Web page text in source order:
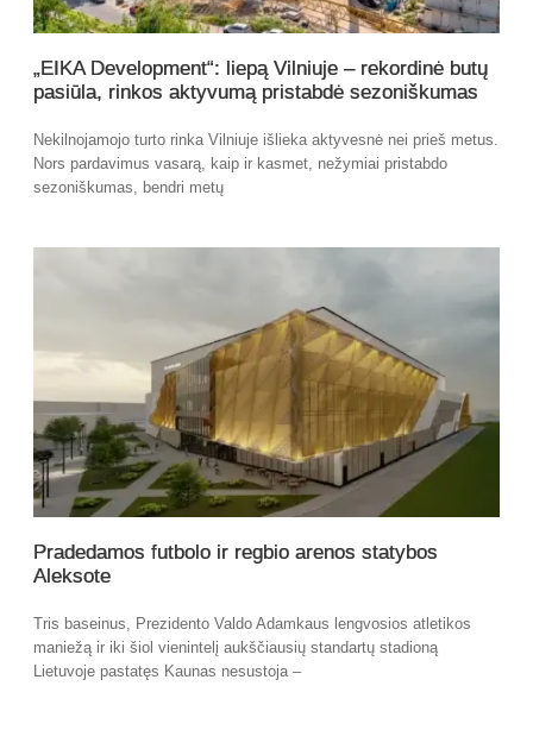
„EIKA Development“: liepą Vilniuje – rekordinė butų
pasiūla, rinkos aktyvumą pristabdė sezoniškumas
Nekilnojamojo turto rinka Vilniuje išlieka aktyvesnė nei prieš metus.
Nors pardavimus vasarą, kaip ir kasmet, nežymiai pristabdo
sezoniškumas, bendri metų
Pradedamos futbolo ir regbio arenos statybos
Aleksote
Tris baseinus, Prezidento Valdo Adamkaus lengvosios atletikos
maniežą ir iki šiol vienintelį aukščiausių standartų stadioną
Lietuvoje pastatęs Kaunas nesustoja –